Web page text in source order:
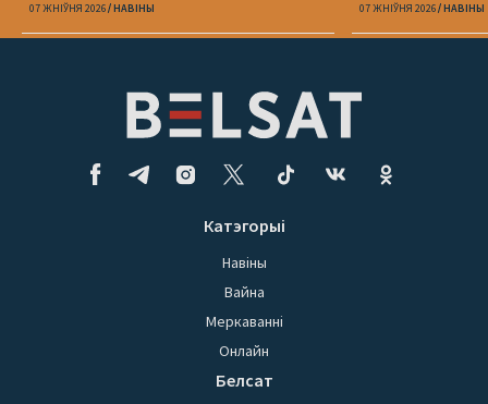
07 ЖНІЎНЯ 2026 НАВІНЫ 07 ЖНІЎНЯ 2026 НАВІНЫ
Катэгорыі
Навіны
Вайна
Меркаванні
Онлайн
Белсат